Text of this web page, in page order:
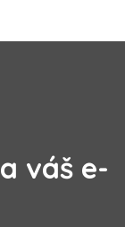
váš e-